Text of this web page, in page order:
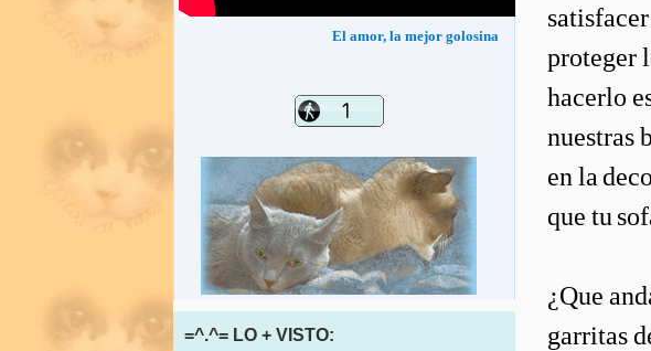
proteger
hacerlo
nuestras
en la
que tu
¿Que
garritas
El amor, la mejor golosina
=^.^= LO + VISTO: